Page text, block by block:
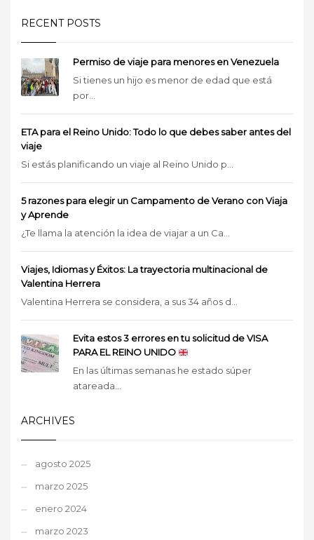
RECENT POSTS
Permiso de viaje para menores en Venezuela
Si tienes un hijo es menor de edad que está
por...
ETA para el Reino Unido: Todo lo que debes saber antes del
viaje
Si estás planificando un viaje al Reino Unido p...
5 razones para elegir un Campamento de Verano con Viaja
y Aprende
¿Te llama la atención la idea de viajar a un Ca...
Viajes, Idiomas y Éxitos: La trayectoria multinacional de
Valentina Herrera
Valentina Herrera se considera, a sus 34 años d...
Evita estos 3 errores en tu solicitud de VISA
PARA EL REINO UNIDO
En las últimas semanas he estado súper
atareada...
ARCHIVES
agosto 2025
marzo 2025
enero 2024
marzo 2023